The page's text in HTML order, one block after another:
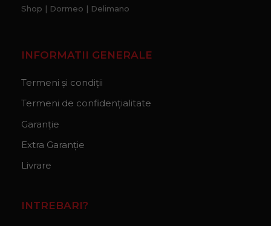
Shop | Dormeo | Delimano
INFORMATII GENERALE
Termeni și condiții
Termeni de confidențialitate
Garanție
Extra Garanție
Livrare
INTREBARI?